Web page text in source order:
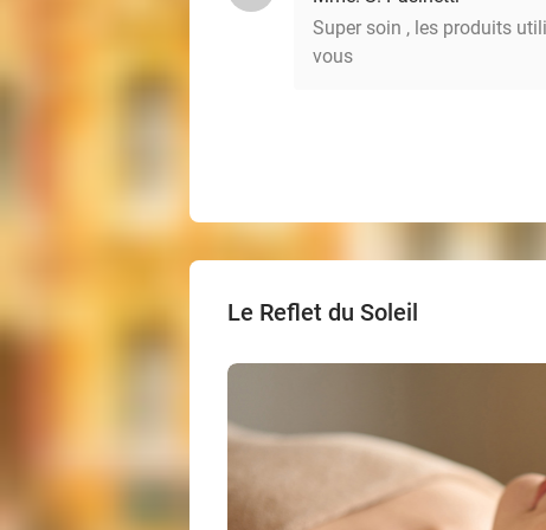
Super soin , les produits
vous
Le Reflet du Soleil